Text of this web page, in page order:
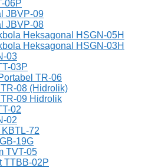
06P
JBVP-09
JBVP-08
Heksagonal HSGN-05H
Heksagonal HSGN-03H
03
03P
TR-06
08 (Hidrolik)
09 Hidrolik
02
02
72
19G
TVT-05
TTBB-02P